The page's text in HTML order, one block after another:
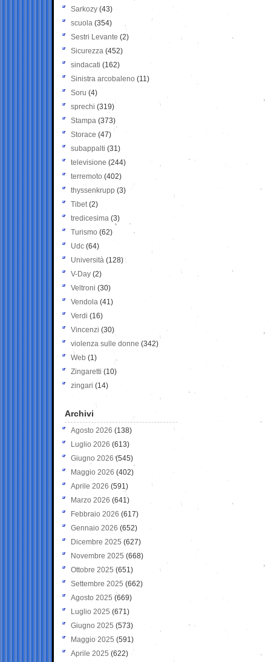
Sarkozy (43)
scuola (354)
Sestri Levante (2)
Sicurezza (452)
sindacati (162)
Sinistra arcobaleno (11)
Soru (4)
sprechi (319)
Stampa (373)
Storace (47)
subappalti (31)
televisione(244)
terremoto (402)
thyssenkrupp (3)
Tibet(2)
tredicesima (3)
Turismo (62)
Udc (64)
Università (128)
V-Day (2)
Veltroni (30)
Vendola (41)
Verdi (16)
Vincenzi (30)
violenza sulle donne (342)
Web (1)
Zingaretti (10)
zingari (14)
Archivi
Agosto 2026 (138)
Luglio 2026 (613)
Giugno 2026 (545)
Maggio 2026 (402)
Aprile 2026 (591)
Marzo 2026 (641)
Febbraio 2026 (617)
Gennaio 2026 (652)
Dicembre 2025 (627)
Novembre 2025 (668)
Ottobre 2025 (651)
Settembre 2025 (662)
Agosto 2025 (669)
Luglio 2025 (671)
Giugno 2025 (573)
Maggio 2025 (591)
Aprile 2025 (622)